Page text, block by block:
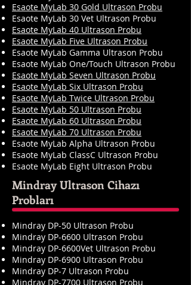
Esaote MyLab 30 Gold Ultrason Probu
Esaote MyLab 30 Vet Ultrason Probu
Esaote MyLab 40 Ultrason Probu
Esaote MyLab 50 Ultrason Probu
Esaote MyLab 60 Ultrason Probu
Esaote MyLab 70 Ultrason Probu
Esaote MyLab Alpha Ultrason Probu
Esaote MyLab ClassC Ultrason Probu
Esaote MyLab Eight Ultrason Probu
Esaote MyLab Five Ultrason Probu
Esaote MyLab Gamma Ultrason Probu
Esaote MyLab One/Touch Ultrason Probu
Esaote MyLab Seven Ultrason Probu
Esaote MyLab Six Ultrason Probu
Esaote MyLab Twice Ultrason Probu
Mindray Ultrason Cihazı
Probları
Mindray DP-50 Ultrason Probu
Mindray DP-6600 Ultrason Probu
Mindray DP-6600Vet Ultrason Probu
Mindray DP-6900 Ultrason Probu
Mindray DP-7 Ultrason Probu
Mindray DP-7700 Ultrason Probu